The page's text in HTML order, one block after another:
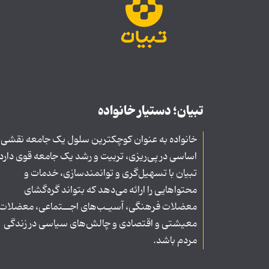
تبیان؛ دستیار خانواده
خانواده به عنوان کوچکترین سلول یک جامعه نقشی
اساسی در پی‌ریزی، تربیت و رشد یک جامعه قوی
تبیان با تسهیل‌گری و توانمندسازی، خدمات و
محتواهایی را ارائه می‌دهد که بتواند گره‌گشای
معضلات فرهنگی، آسیـب‌های اجــتماعی،
معیشتی و اقتصادی و چالش‌های سیاسی در زندگی
مردم باشد.